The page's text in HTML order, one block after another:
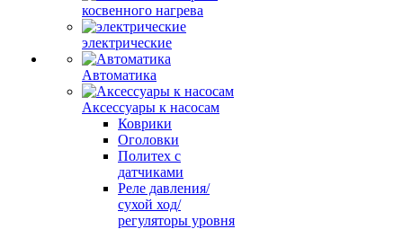
косвенного нагрева
электрические
Автоматика
Аксессуары к насосам
Коврики
Оголовки
Политех с
датчиками
Реле давления/
сухой ход/
регуляторы уровня